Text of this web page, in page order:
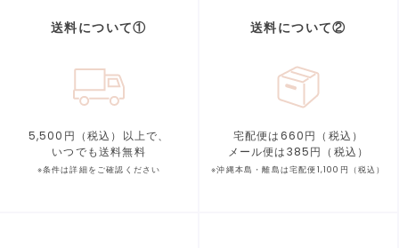
送料について①
5,500円（税込）以上で、
いつでも送料無料
※条件は詳細をご確認ください
送料について②
宅配便は660円（税込）
メール便は385円（税込）
※沖縄本島・離島は宅配便1,100円（税込）